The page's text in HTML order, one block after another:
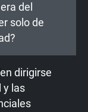
del
solo de
dirigirse
y las